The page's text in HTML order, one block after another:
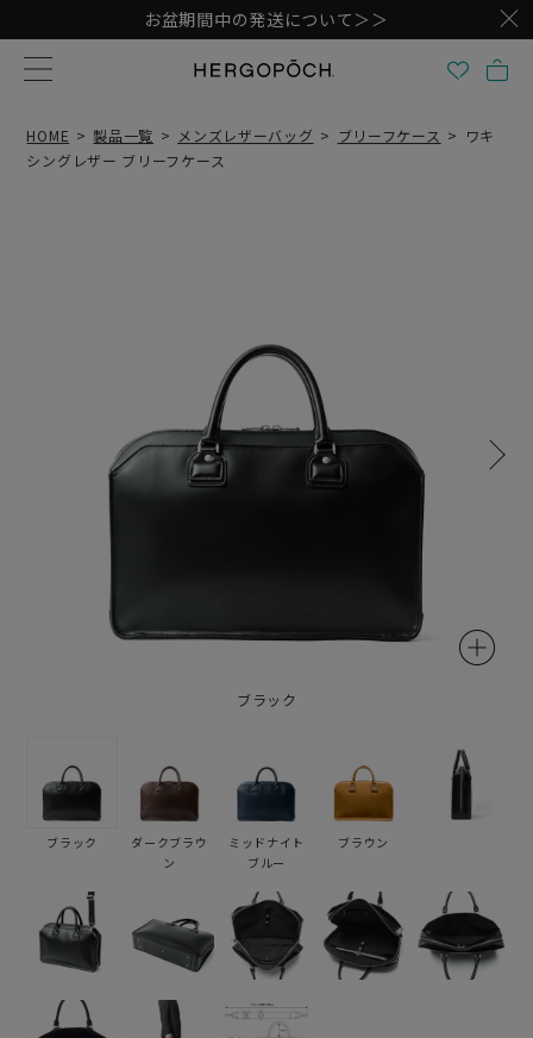
お盆期間中の発送について＞＞
HOME 製品一覧 メンズレザーバッグ ブリーフケース
ワキ
シングレザー ブリーフケース
ブラック
ブラック
ダークブラウ
ン
ミッドナイト
ブルー
ブラウン